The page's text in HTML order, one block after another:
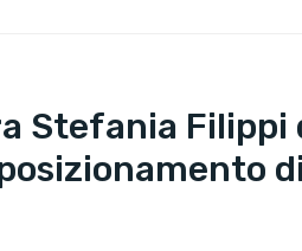
Stefania